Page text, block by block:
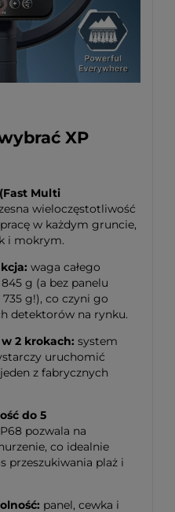
XP
Multi
wieloczęstotliwość
w każdym gruncie,
i mokrym.
waga całego
845 g (a bez panelu
g!), co czyni go
detektorów na rynku.
2 krokach: system
uruchomić
z fabrycznych
do 5
pozwala na
co idealnie
przeszukiwania plaż i
panel, cewka i